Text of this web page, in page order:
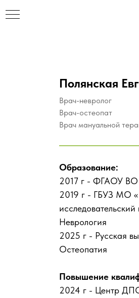
Полянская
Врач-невролог
Врач-остеопат
Врач мануальной
Образование:
2017 г - ФГАОУ
2019 г - ГБУЗ МО «
Неврология
2025 г - Русская
Остеопатия
Повышение
2024 г - Центр